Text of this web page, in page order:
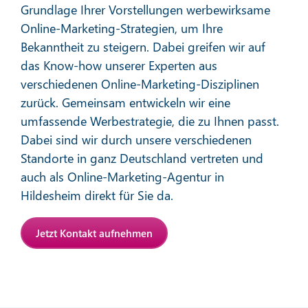
Affiliate-Marketing
Mehr erfahren
Grundlage Ihrer Vorstellungen werbewirksame
Online-Marketing-Strategien, um Ihre
Bekanntheit zu steigern. Dabei greifen wir auf
das Know-how unserer Experten aus
verschiedenen Online-Marketing-Disziplinen
zurück. Gemeinsam entwickeln wir eine
umfassende Werbestrategie, die zu Ihnen passt.
Dabei sind wir durch unsere verschiedenen
Standorte in ganz Deutschland vertreten und
auch als Online-Marketing-Agentur in
Hildesheim direkt für Sie da.
Jetzt Kontakt aufnehmen